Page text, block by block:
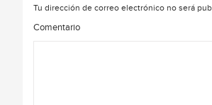
Tu dirección de correo electrónico no será
Comentario